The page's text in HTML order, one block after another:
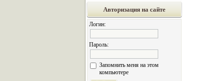
Авторизация на сайте
Логин:
Пароль:
Запомнить меня на этом
компьютере